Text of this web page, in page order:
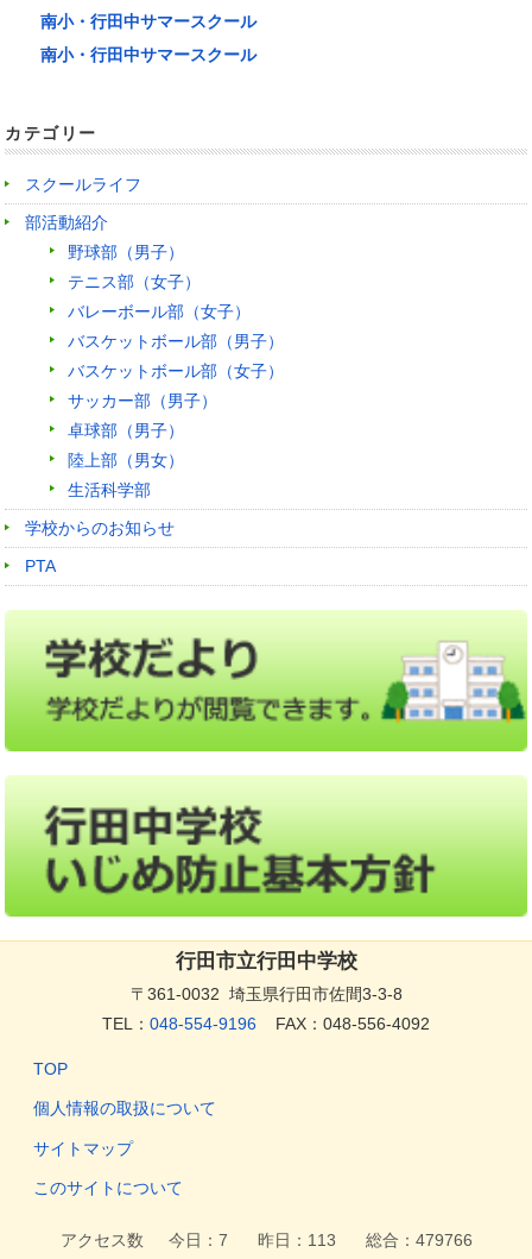
南小・行田中サマースクール
南小・行田中サマースクール
カテゴリー
スクールライフ
部活動紹介
野球部（男子）
テニス部（女子）
バレーボール部（女子）
バスケットボール部（男子）
バスケットボール部（女子）
サッカー部（男子）
卓球部（男子）
陸上部（男女）
生活科学部
学校からのお知らせ
PTA
行田市立行田中学校
〒361-0032 埼玉県行田市佐間3-3-8
TEL： 048-554-9196 FAX：048-556-4092
TOP
個人情報の取扱について
サイトマップ
このサイトについて